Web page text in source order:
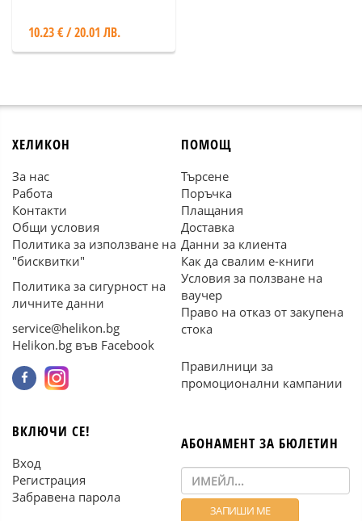
10.23 € / 20.01 ЛВ.
ХЕЛИКОН
За нас
Работа
Контакти
Общи условия
Политика за използване на
"бисквитки"
Политика за сигурност на
личните данни
service@helikon.bg
Helikon.bg във Facebook
ПОМОЩ
Търсене
Поръчка
Плащания
Доставка
Данни за клиента
Как да свалим е-книги
Условия за ползване на
ваучер
Право на отказ от закупена
стока
Правилници за
промоционални кампании
ВКЛЮЧИ СЕ!
Вход
Регистрация
Забравена парола
АБОНАМЕНТ ЗА БЮЛЕТИН